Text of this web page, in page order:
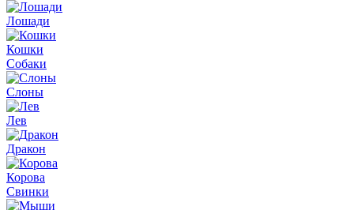
Лошади
Кошки
Собаки
Слоны
Лев
Дракон
Корова
Свинки